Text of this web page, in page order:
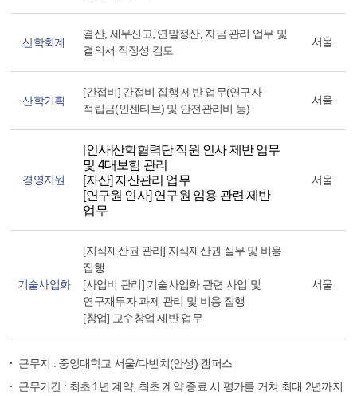
산학회계
결산, 세무신고, 연말정산, 자금 관리 업무 및
결의서 적정성 검토
서울
산학기획
[간접비] 간접비 집행 제반 업무(연구자
적립금(인센티브) 및 안전관리비 등)
서울
경영지원
[인사]산학협력단 직원 인사 제반 업무
및 4대보험 관리
[자산] 자산관리 업무
[연구원 인사] 연구원 임용 관련 제반
업무
서울
기술사업화
[지식재산권 관리] 지식재산권 실무 및 비용
집행
[사업비 관리] 기술사업화 관련 사업 및
연구재투자 과제 관리 및 비용 집행
[창업] 교수창업 제반 업무
서울
근무지 : 중앙대학교 서울/다빈치(안성) 캠퍼스
근무기간 : 최초 1년 계약, 최초 계약 종료 시 평가를 거쳐 최대 2년까지